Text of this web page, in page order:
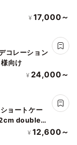
¥ 17,000～
コレーション
向け
¥ 24,000～
ョートケー
double-
¥ 12,600～